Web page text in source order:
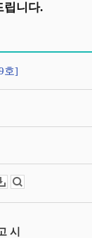
립니다.
호]
시